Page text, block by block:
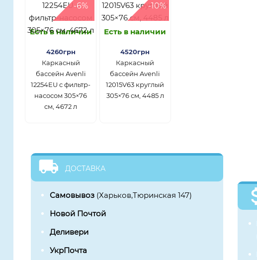
-6%
Есть в наличии
4260грн
Каркасный
бассейн Avenli
12254EU с фильтр-
насосом 305×76
см, 4672 л
-10%
Есть в наличии
4520грн
Каркасный
бассейн Avenli
12015V63 круглый
305×76 см, 4485 л
ДОСТАВКА
Самовывоз (Харьков,Тюринская 147)
Новой Почтой
Деливери
УкрПочта